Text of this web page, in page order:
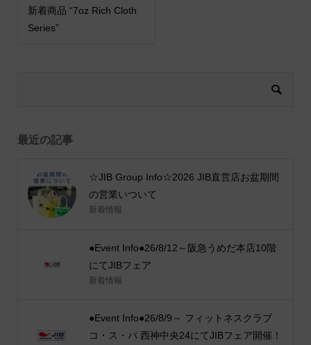
新着商品 “7oz Rich Cloth
Series”
最近の記事
☆JIB Group Info☆2026 JIB直営店お盆期間
の営業いついて
新着情報
●Event Info●26/8/12～阪急うめだ本店10階
にてJIBフェア
新着情報
●Event Info●26/8/9～ フィットネスクラブ
コ・ス・パ 西神中央24にてJIBフェア開催！